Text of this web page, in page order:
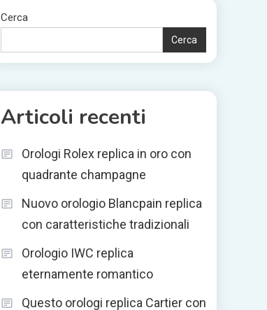
Cerca
Cerca
Articoli recenti
Orologi Rolex replica in oro con
quadrante champagne
Nuovo orologio Blancpain replica
con caratteristiche tradizionali
Orologio IWC replica
eternamente romantico
Questo orologi replica Cartier con